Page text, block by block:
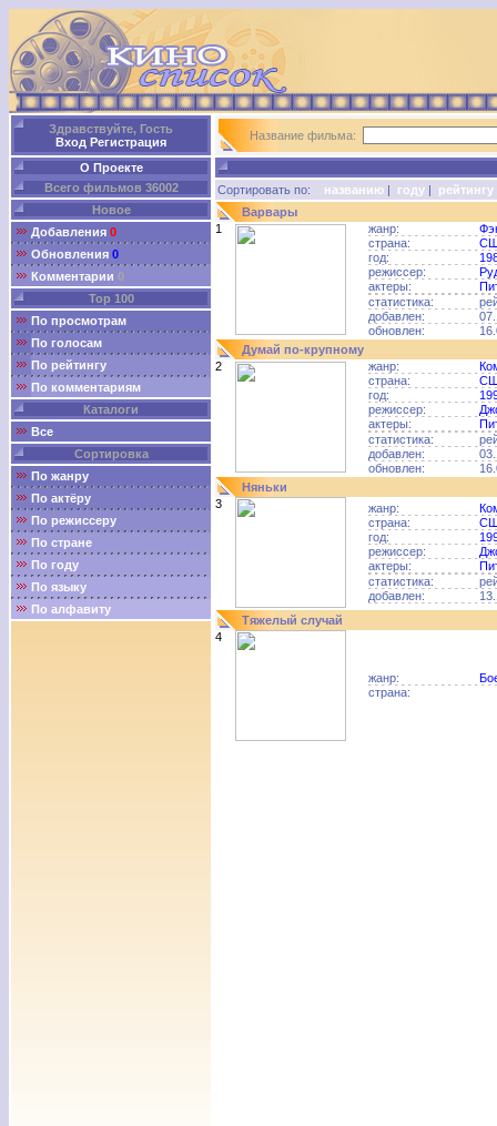
Здравствуйте, Гость
Вход Регистрация
О Проекте
Всего фильмов 36002
Новое
Добавления 0
Обновления 0
Комментарии 0
Top 100
По просмотрам
По голосам
По рейтингу
По комментариям
Каталоги
Все
Сортировка
По жанру
По актёру
По режиссеру
По стране
По году
По языку
По алфавиту
Название фильма:
Сортировать по: названию | году | рейтингу
Варвары
1
жанр:
страна:
год:
режиссер:
актеры:
статистика:
добавлен:
обновлен:
Думай по-крупному
2
жанр:
страна:
год:
режиссер:
актеры:
статистика:
добавлен:
обновлен:
Няньки
3
жанр:
страна:
год:
режиссер:
актеры:
статистика:
добавлен:
Тяжелый случай
4
жанр:
страна: